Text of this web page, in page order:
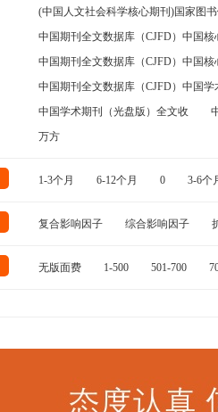
(中国人文社会科学核心期刊)国家图
中国期刊全文数据库（CJFD）中国
中国期刊全文数据库（CJFD）中国
中国期刊全文数据库（CJFD）中国
中国学术期刊（光盘版）全文收
万方
1-3个月 6-12个月 0 3-6个
复合影响因子 综合影响因子
无版面费 1-500 501-700